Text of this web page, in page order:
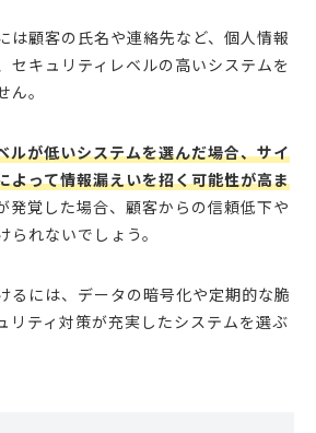
は顧客の氏名や連絡先など、個人情報
セキュリティレベルの高いシステムを
。
ルが低いシステムを選んだ場合、サイ
よって情報漏えいを招く可能性が高ま
発覚した場合、顧客からの信頼低下や
れないでしょう。
るには、データの暗号化や定期的な脆
リティ対策が充実したシステムを選ぶ